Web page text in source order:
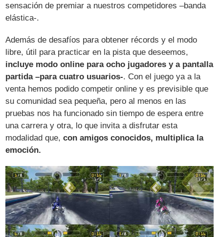
sensación de premiar a nuestros competidores –banda
elástica-.
Además de desafíos para obtener récords y el modo
libre, útil para practicar en la pista que deseemos,
incluye modo online para ocho jugadores y a pantalla
partida –para cuatro usuarios-. Con el juego ya a la
venta hemos podido competir online y es previsible que
su comunidad sea pequeña, pero al menos en las
pruebas nos ha funcionado sin tiempo de espera entre
una carrera y otra, lo que invita a disfrutar esta
modalidad que,con amigos conocidos, multiplica la
emoción.